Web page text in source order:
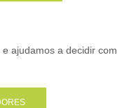
ajudamos a decidir com